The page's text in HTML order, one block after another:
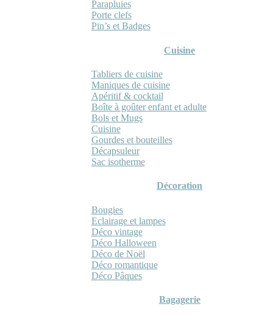
Parapluies
Porte clefs
Pin’s et Badges
Cuisine
Tabliers de cuisine
Maniques de cuisine
Apéritif & cocktail
Boîte à goûter enfant et adulte
Bols et Mugs
Cuisine
Gourdes et bouteilles
Décapsuleur
Sac isotherme
Décoration
Bougies
Eclairage et lampes
Déco vintage
Déco Halloween
Déco de Noël
Déco romantique
Déco Pâques
Bagagerie